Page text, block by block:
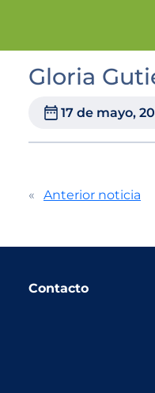
Gloria
17 de mayo,
« Anterior noticia
Contacto